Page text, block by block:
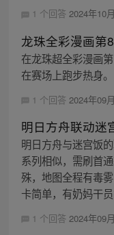
1 个回答 2024年10
龙珠全彩漫画第
在龙珠超全彩漫画
在赛场上跑步热身。
1 个回答 2024年09
明日方舟联动迷
明日方舟与迷宫饭
系列相似，需刷首
殊，地图全程有毒
卡简单，有奶妈干
1 个回答 2024年09